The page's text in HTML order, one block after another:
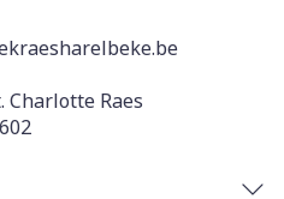
Charlotte Raes